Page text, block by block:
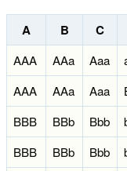
A B C
AAA AAa Aaa
AAA
AAa Aaa
BBB
BBb Bbb
BBB
BBb Bbb